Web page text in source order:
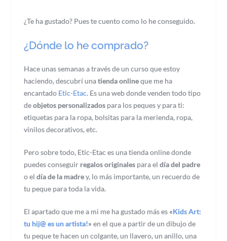
¿Te ha gustado? Pues te cuento como lo he conseguido.
¿Dónde lo he comprado?
Hace unas semanas a través de un curso que estoy
haciendo, descubrí unatienda onlineque me ha
encantado Etic-Etac. Es una web donde venden todo tipo
deobjetos personalizados para los peques y para ti:
etiquetas para la ropa, bolsitas para la merienda, ropa,
vinilos decorativos, etc.
Pero sobre todo, Etic-Etac es una tienda online donde
puedes conseguir regalos originales para eldía del padre
o eldía de la madrey, lo más importante, un recuerdo de
tu peque para toda la vida.
El apartado que me a mi me ha gustado más es «Kids Art:
tu hij@ es un artista!»en el que a partir de un dibujo de
tu peque te hacen un colgante, un llavero, un anillo, una